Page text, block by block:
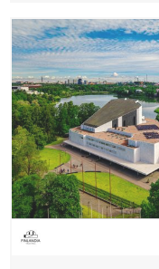
kerroksen
Ilmoittauduthan
mennessä. Elga
aloittaa Ateneumin
klassikot -
Sesemannin koko
näyttely on
katselmus taiteilijan
ja omaehtoinen
modernin ajan
kiinnitti kriitikoiden ja
taideyleisön
näyttelyillään.